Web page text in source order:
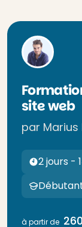
site web
par Marius
2 jours -
à partir de